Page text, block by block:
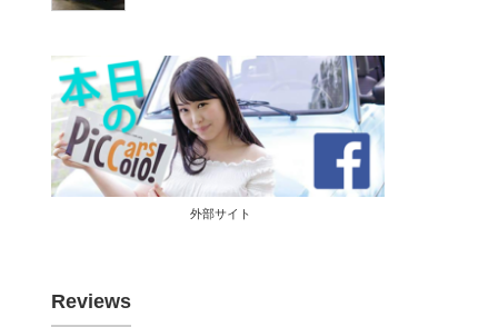
外部サイト
Reviews